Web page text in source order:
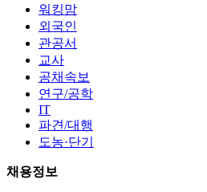
워킹맘
외국인
관공서
교사
공채속보
연구/공학
IT
파견/대행
도농·단기
채용정보